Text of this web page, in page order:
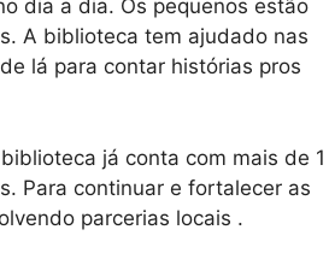
dia a dia. Os pequenos estão
A biblioteca tem ajudado nas
lá para contar histórias pros
já conta com mais de 1
Para continuar e fortalecer as
parcerias locais .